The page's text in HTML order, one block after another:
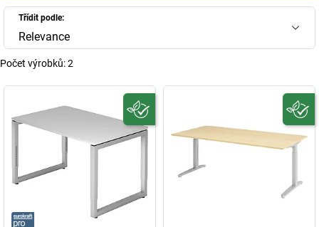
Třídit podle:
Relevance
Počet výrobků:2